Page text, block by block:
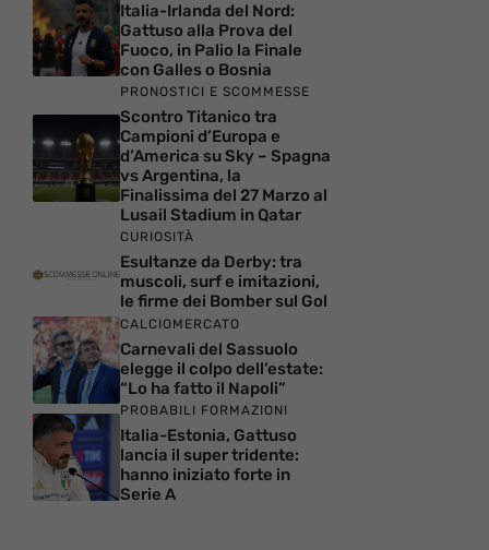
Italia-Irlanda del Nord:
Gattuso alla Prova del
Fuoco, in Palio la Finale
con Galles o Bosnia
PRONOSTICI E SCOMMESSE
Scontro Titanico tra
Campioni d’Europa e
d’America su Sky – Spagna
vs Argentina, la
Finalissima del 27 Marzo al
Lusail Stadium in Qatar
CURIOSITÀ
Esultanze da Derby: tra
muscoli, surf e imitazioni,
le firme dei Bomber sul Gol
CALCIOMERCATO
Carnevali del Sassuolo
elegge il colpo dell’estate:
“Lo ha fatto il Napoli”
PROBABILI FORMAZIONI
Italia-Estonia, Gattuso
lancia il super tridente:
hanno iniziato forte in
Serie A